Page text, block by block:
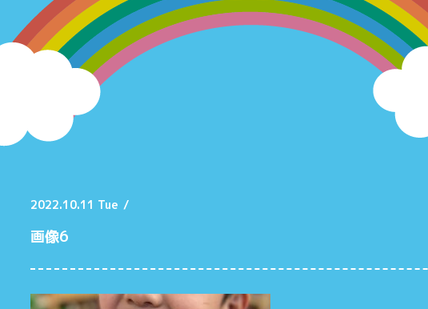
2022.10.11 Tue /
画像6